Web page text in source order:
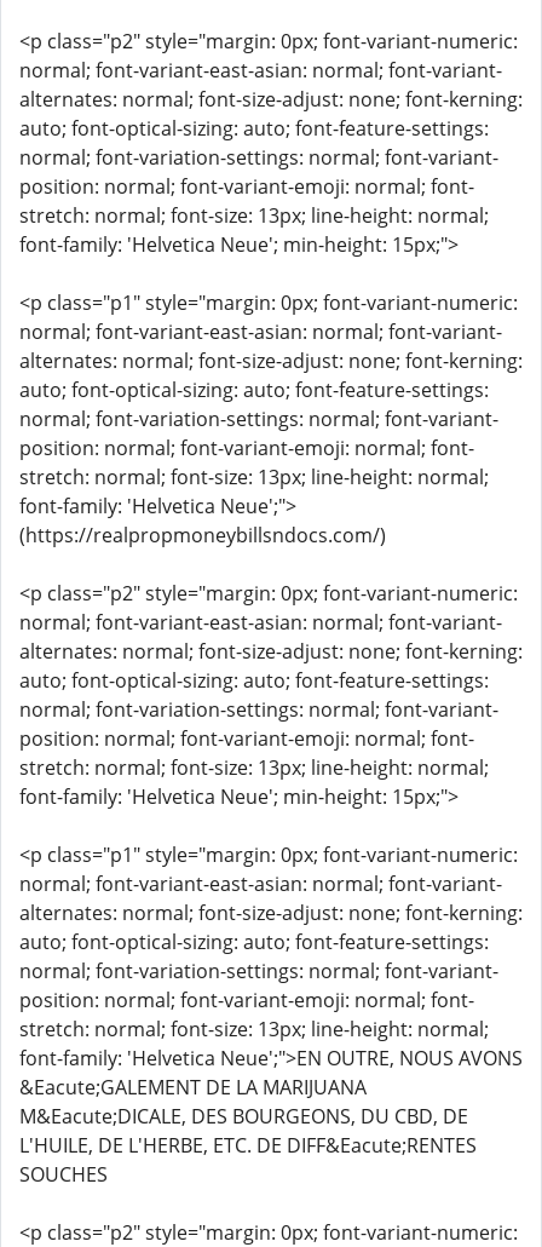
<p class="p2" style="margin: 0px; font-variant-numeric:
normal; font-variant-east-asian: normal; font-variant-
alternates: normal; font-size-adjust: none; font-kerning:
auto; font-optical-sizing: auto; font-feature-settings:
normal; font-variation-settings: normal; font-variant-
position: normal; font-variant-emoji: normal; font-
stretch: normal; font-size: 13px; line-height: normal;
font-family: 'Helvetica Neue'; min-height: 15px;">
<p class="p1" style="margin: 0px; font-variant-numeric:
normal; font-variant-east-asian: normal; font-variant-
alternates: normal; font-size-adjust: none; font-kerning:
auto; font-optical-sizing: auto; font-feature-settings:
normal; font-variation-settings: normal; font-variant-
position: normal; font-variant-emoji: normal; font-
stretch: normal; font-size: 13px; line-height: normal;
font-family: 'Helvetica Neue';">
(https://realpropmoneybillsndocs.com/)
<p class="p2" style="margin: 0px; font-variant-numeric:
normal; font-variant-east-asian: normal; font-variant-
alternates: normal; font-size-adjust: none; font-kerning:
auto; font-optical-sizing: auto; font-feature-settings:
normal; font-variation-settings: normal; font-variant-
position: normal; font-variant-emoji: normal; font-
stretch: normal; font-size: 13px; line-height: normal;
font-family: 'Helvetica Neue'; min-height: 15px;">
<p class="p1" style="margin: 0px; font-variant-numeric:
normal; font-variant-east-asian: normal; font-variant-
alternates: normal; font-size-adjust: none; font-kerning:
auto; font-optical-sizing: auto; font-feature-settings:
normal; font-variation-settings: normal; font-variant-
position: normal; font-variant-emoji: normal; font-
stretch: normal; font-size: 13px; line-height: normal;
font-family: 'Helvetica Neue';">EN OUTRE, NOUS AVONS
&Eacute;GALEMENT DE LA MARIJUANA
M&Eacute;DICALE, DES BOURGEONS, DU CBD, DE
L'HUILE, DE L'HERBE, ETC. DE DIFF&Eacute;RENTES
SOUCHES
<p class="p2" style="margin: 0px; font-variant-numeric: